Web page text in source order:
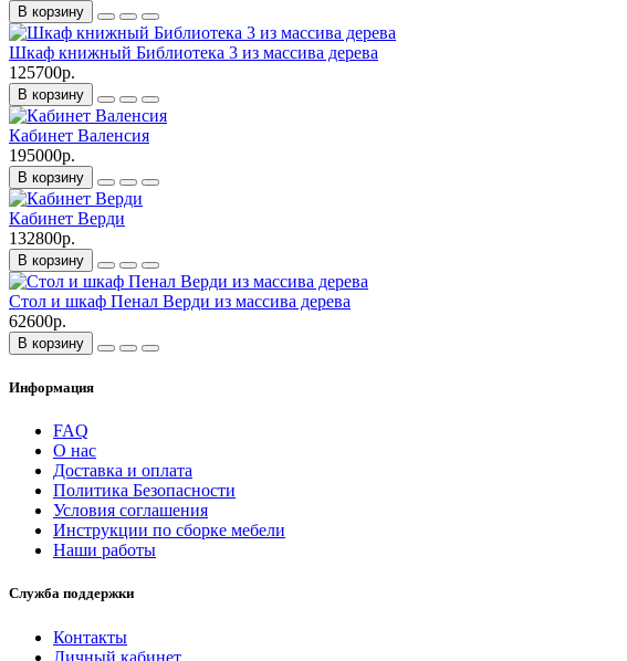
В корзину
Шкаф книжный Библиотека 3 из массива дерева
125700р.
В корзину
Кабинет Валенсия
195000р.
В корзину
Кабинет Верди
132800р.
В корзину
Стол и шкаф Пенал Верди из массива дерева
62600р.
В корзину
Информация
FAQ
О нас
Доставка и оплата
Политика Безопасности
Условия соглашения
Инструкции по сборке мебели
Наши работы
Служба поддержки
Контакты
Личный кабинет